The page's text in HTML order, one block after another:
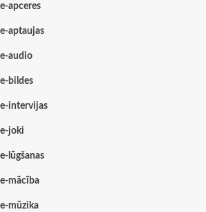
e-apceres
e-aptaujas
e-audio
e-bildes
e-intervijas
e-joki
e-lūgšanas
e-mācība
e-mūzika